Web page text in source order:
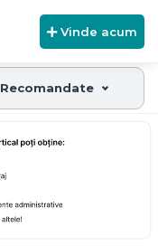
Vinde acum
Recomandate